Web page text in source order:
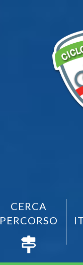
CERCA
PERCORSO